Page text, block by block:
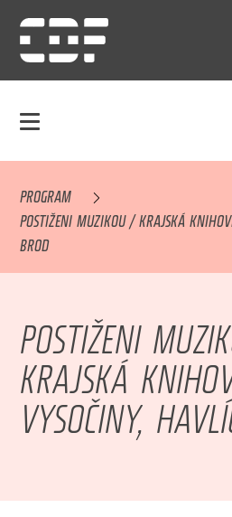
PROGRAM
POSTIŽENI MUZIKOU / KRAJSKÁ
BROD
POSTIŽENI
KRAJSKÁ
VYSOČINY,